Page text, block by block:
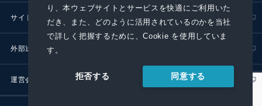
り、本ウェブサイトとサービスを快適にご利用いた
だき、また、どのように活用されているのかを当社
で詳しく把握するために、Cookie を使用していま
す。
拒否する 同意する
サイトポリシー プライバシーポリシー
外部送信ポリシー
運営会社